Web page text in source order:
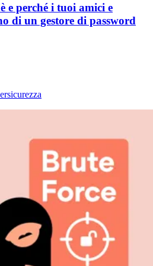
e perché i tuoi amici e
di un gestore di password